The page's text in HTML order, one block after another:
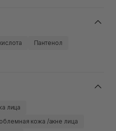
Пантенол
лица
кожа /акне лица